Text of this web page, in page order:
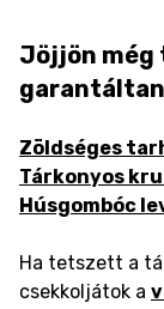
Jöjjön még
Zöldséges
Tárkonyos
Húsgombóc
Ha tetszett a
csekkoljátok a